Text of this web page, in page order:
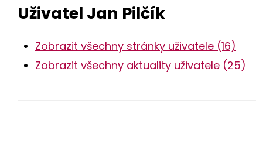
Uživatel Jan Pilčík
Zobrazit všechny stránky uživatele (16)
Zobrazit všechny aktuality uživatele (25)